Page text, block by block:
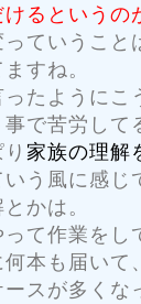
るというの
ていうこと
すね。
たようにこ
で苦労して
家族の理解
いう風に感じ
かは。
て作業をし
本も届いて
スが多くな